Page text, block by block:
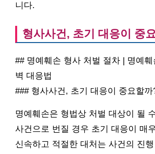
니다.
형사사건, 초기 대응이 중
## 명예훼손 형사 처벌 절차 | 명예
벽 대응법
### 형사사건, 초기 대응이 중요할까
명예훼손은 형법상 처벌 대상이 될
사건으로 번질 경우 초기 대응이 매
신속하고 적절한 대처는 사건의 진